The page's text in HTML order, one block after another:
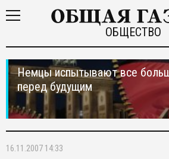
ОБЩЕСТВО
Немцы испытывают все
перед будущим
16.11.2007 14:33